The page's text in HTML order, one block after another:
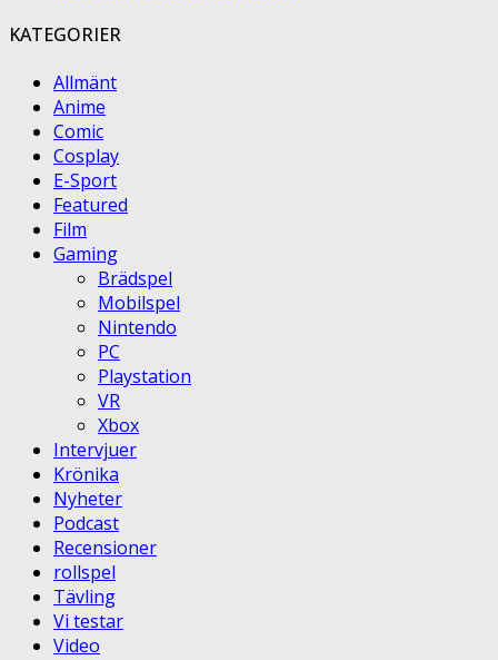
KATEGORIER
Allmänt
Anime
Comic
Cosplay
E-Sport
Featured
Film
Gaming
Brädspel
Mobilspel
Nintendo
PC
Playstation
VR
Xbox
Intervjuer
Krönika
Nyheter
Podcast
Recensioner
rollspel
Tävling
Vi testar
Video